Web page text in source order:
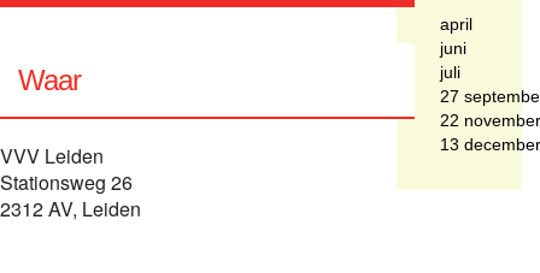
Waar
VVV Leiden
Stationsweg 26
2312 AV, Leiden
april
juni
juli
27
22 november
13 december